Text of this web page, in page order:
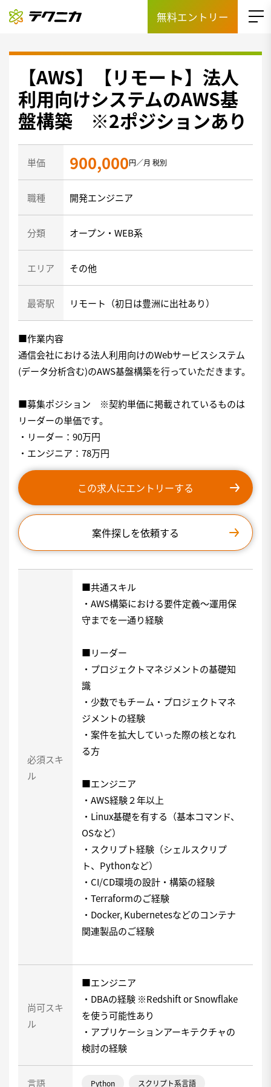
無料エントリー
【AWS】【リモート】法人
利用向けシステムのAWS基
盤構築 ※2ポジションあり
単価 900,000円／月 税別
職種 開発エンジニア
分類 オープン・WEB系
エリア その他
最寄駅 リモート（初日は豊洲に出社あり）
■作業内容
通信会社における法人利用向けのWebサービスシステム
(データ分析含む)のAWS基盤構築を行っていただきます。
■募集ポジション ※契約単価に掲載されているものは
リーダーの単価です。
・リーダー：90万円
・エンジニア：78万円
この求人にエントリーする
案件探しを依頼する
必須スキ
ル
■共通スキル
・AWS構築における要件定義～運用保
守までを一通り経験
■リーダー
・プロジェクトマネジメントの基礎知
識
・少数でもチーム・プロジェクトマネ
ジメントの経験
・案件を拡大していった際の核となれ
る方
■エンジニア
・AWS経験２年以上
・Linux基礎を有する（基本コマンド、
OSなど）
・スクリプト経験（シェルスクリプ
ト、Pythonなど）
・CI/CD環境の設計・構築の経験
・Terraformのご経験
・Docker, Kubernetesなどのコンテナ
関連製品のご経験
尚可スキ
ル
■エンジニア
・DBAの経験 ※Redshift or Snowflake
を使う可能性あり
・アプリケーションアーキテクチャの
検討の経験
言語 Python スクリプト系言語